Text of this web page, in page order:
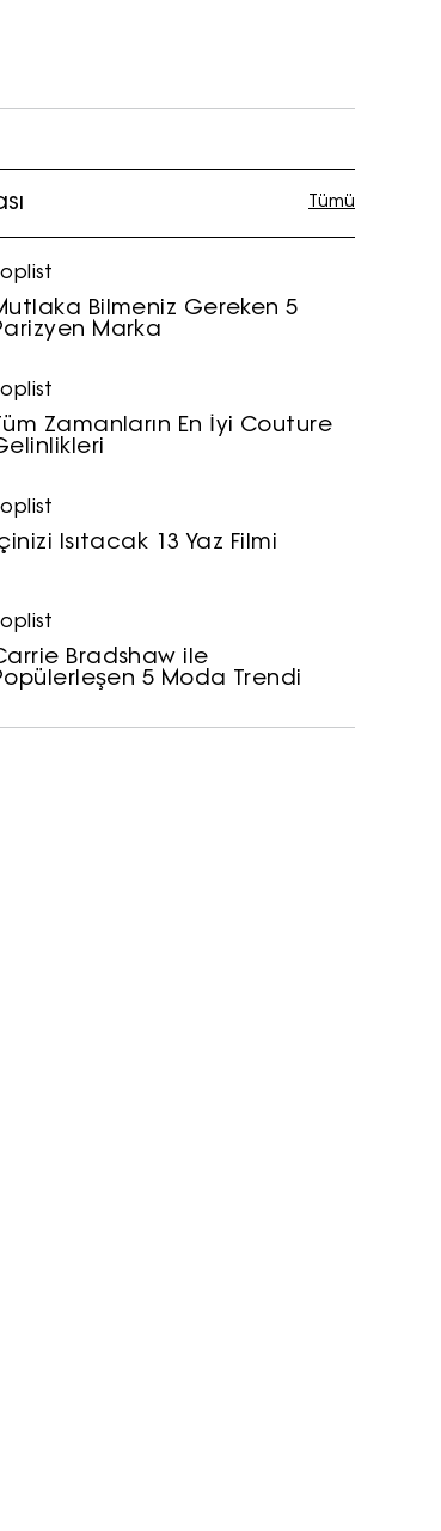
Tümü
Toplist
Bilmeniz Gereken 5
Marka
Toplist
Zamanların En İyi Couture
Toplist
Isıtacak 13 Yaz Filmi
Toplist
Bradshaw ile
5 Moda Trendi